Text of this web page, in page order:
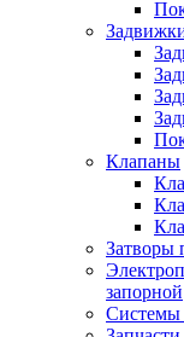
Клапаны
Затворы
запорной
Системы